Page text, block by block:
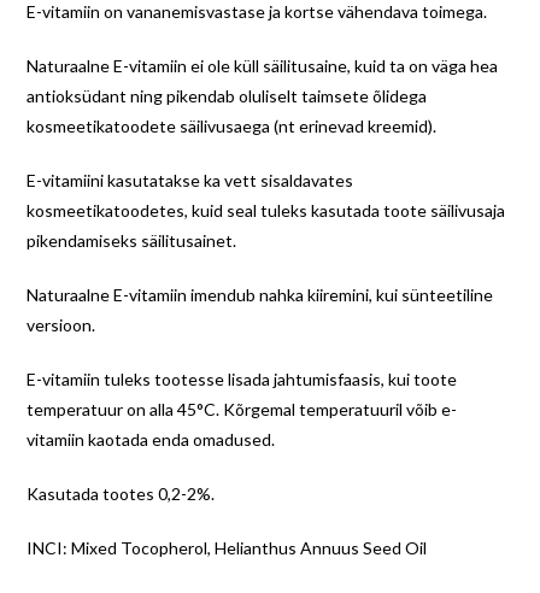
E-vitamiin on vananemisvastase ja kortse vähendava toimega.
Naturaalne E-vitamiin ei ole küll säilitusaine, kuid ta on väga hea
antioksüdant ning pikendab oluliselt taimsete õlidega
kosmeetikatoodete säilivusaega (nt erinevad kreemid).
E-vitamiini kasutatakse ka vett sisaldavates
kosmeetikatoodetes, kuid seal tuleks kasutada toote säilivusaja
pikendamiseks säilitusainet.
Naturaalne E-vitamiin imendub nahka kiiremini, kui sünteetiline
versioon.
E-vitamiin tuleks tootesse lisada jahtumisfaasis, kui toote
temperatuur on alla 45°C. Kõrgemal temperatuuril võib e-
vitamiin kaotada enda omadused.
Kasutada tootes 0,2-2%.
INCI: Mixed Tocopherol, Helianthus Annuus Seed Oil